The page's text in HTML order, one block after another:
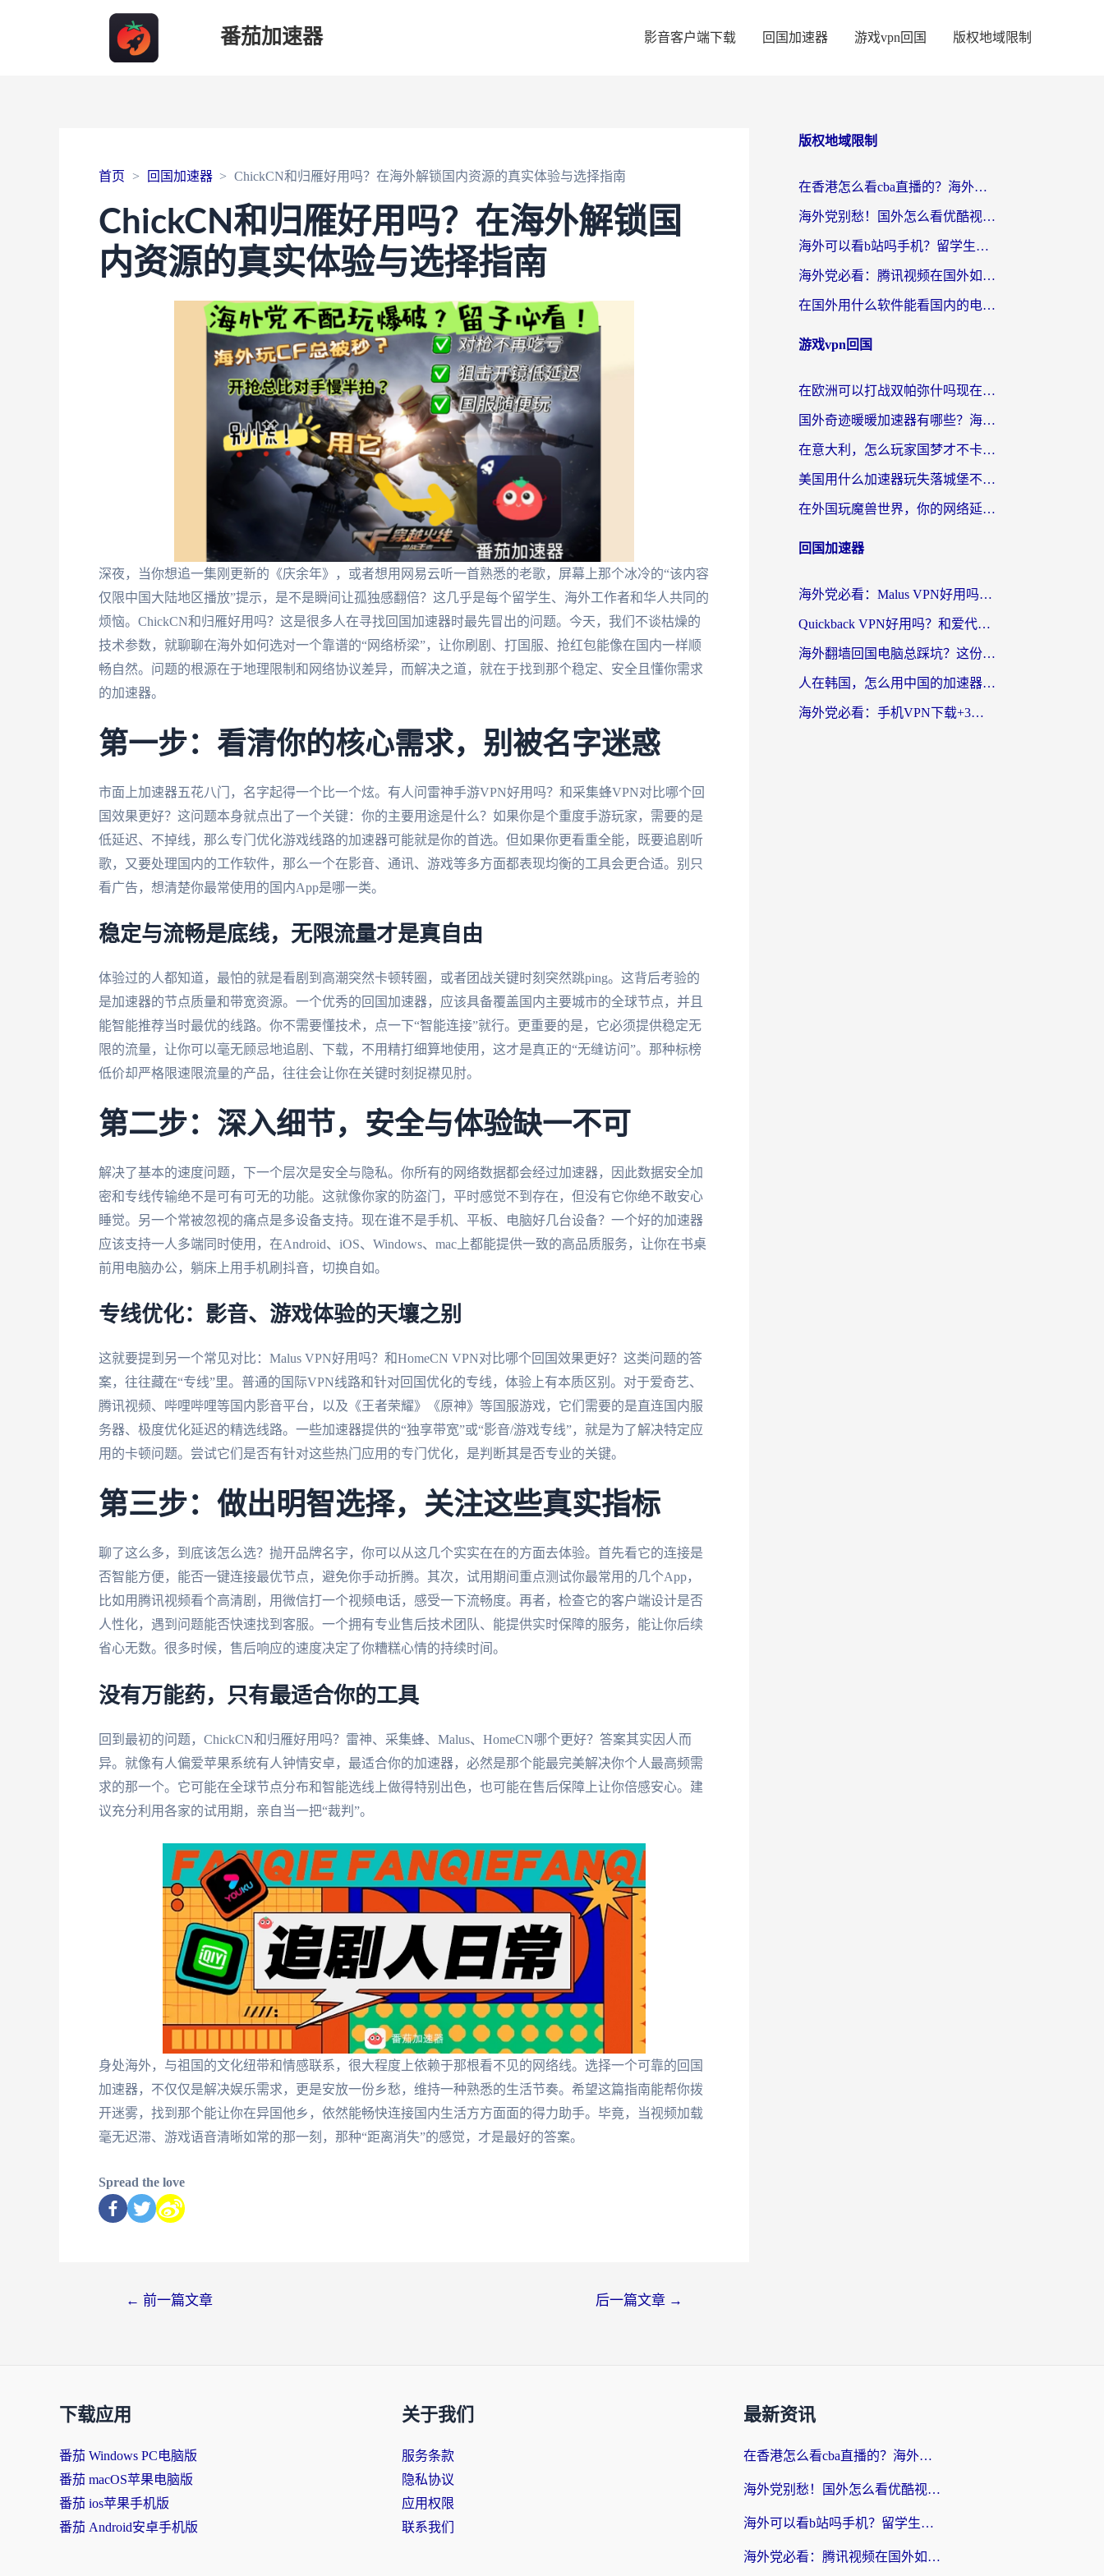
番茄加速器 影音客户端下载 回国加速器 游戏vpn回国 版权地域限制
首页 回国加速器 ChickCN和归雁好用吗？在海外解锁国内资源的真实体验与选择指南
ChickCN和归雁好用吗？在海外解锁国
内资源的真实体验与选择指南
深夜，当你想追一集刚更新的《庆余年》，或者想用网易云听一首熟悉的老歌，屏幕上那个冰冷的“该内容
仅限中国大陆地区播放”提示，是不是瞬间让孤独感翻倍？这几乎是每个留学生、海外工作者和华人共同的
烦恼。ChickCN和归雁好用吗？这是很多人在寻找回国加速器时最先冒出的问题。今天，我们不谈枯燥的
技术参数，就聊聊在海外如何选对一个靠谱的“网络桥梁”，让你刷剧、打国服、抢红包能像在国内一样顺
畅自然。问题的根源在于地理限制和网络协议差异，而解决之道，就在于找到那个稳定、安全且懂你需求
的加速器。
第一步：看清你的核心需求，别被名字迷惑
市面上加速器五花八门，名字起得一个比一个炫。有人问雷神手游VPN好用吗？和采集蜂VPN对比哪个回
国效果更好？这问题本身就点出了一个关键：你的主要用途是什么？如果你是个重度手游玩家，需要的是
低延迟、不掉线，那么专门优化游戏线路的加速器可能就是你的首选。但如果你更看重全能，既要追剧听
歌，又要处理国内的工作软件，那么一个在影音、通讯、游戏等多方面都表现均衡的工具会更合适。别只
看广告，想清楚你最常使用的国内App是哪一类。
稳定与流畅是底线，无限流量才是真自由
体验过的人都知道，最怕的就是看剧到高潮突然卡顿转圈，或者团战关键时刻突然跳ping。这背后考验的
是加速器的节点质量和带宽资源。一个优秀的回国加速器，应该具备覆盖国内主要城市的全球节点，并且
能智能推荐当时最优的线路。你不需要懂技术，点一下“智能连接”就行。更重要的是，它必须提供稳定无
限的流量，让你可以毫无顾忌地追剧、下载，不用精打细算地使用，这才是真正的“无缝访问”。那种标榜
低价却严格限速限流量的产品，往往会让你在关键时刻捉襟见肘。
第二步：深入细节，安全与体验缺一不可
解决了基本的速度问题，下一个层次是安全与隐私。你所有的网络数据都会经过加速器，因此数据安全加
密和专线传输绝不是可有可无的功能。这就像你家的防盗门，平时感觉不到存在，但没有它你绝不敢安心
睡觉。另一个常被忽视的痛点是多设备支持。现在谁不是手机、平板、电脑好几台设备？一个好的加速器
应该支持一人多端同时使用，在Android、iOS、Windows、mac上都能提供一致的高品质服务，让你在书桌
前用电脑办公，躺床上用手机刷抖音，切换自如。
专线优化：影音、游戏体验的天壤之别
这就要提到另一个常见对比：Malus VPN好用吗？和HomeCN VPN对比哪个回国效果更好？这类问题的答
案，往往藏在“专线”里。普通的国际VPN线路和针对回国优化的专线，体验上有本质区别。对于爱奇艺、
腾讯视频、哔哩哔哩等国内影音平台，以及《王者荣耀》《原神》等国服游戏，它们需要的是直连国内服
务器、极度优化延迟的精选线路。一些加速器提供的“独享带宽”或“影音/游戏专线”，就是为了解决特定应
用的卡顿问题。尝试它们是否有针对这些热门应用的专门优化，是判断其是否专业的关键。
第三步：做出明智选择，关注这些真实指标
聊了这么多，到底该怎么选？抛开品牌名字，你可以从这几个实实在在的方面去体验。首先看它的连接是
否智能方便，能否一键连接最优节点，避免你手动折腾。其次，试用期间重点测试你最常用的几个App，
比如用腾讯视频看个高清剧，用微信打一个视频电话，感受一下流畅度。再者，检查它的客户端设计是否
人性化，遇到问题能否快速找到客服。一个拥有专业售后技术团队、能提供实时保障的服务，能让你后续
省心无数。很多时候，售后响应的速度决定了你糟糕心情的持续时间。
没有万能药，只有最适合你的工具
回到最初的问题，ChickCN和归雁好用吗？雷神、采集蜂、Malus、HomeCN哪个更好？答案其实因人而
异。就像有人偏爱苹果系统有人钟情安卓，最适合你的加速器，必然是那个能最完美解决你个人最高频需
求的那一个。它可能在全球节点分布和智能选线上做得特别出色，也可能在售后保障上让你倍感安心。建
议充分利用各家的试用期，亲自当一把“裁判”。
身处海外，与祖国的文化纽带和情感联系，很大程度上依赖于那根看不见的网络线。选择一个可靠的回国
加速器，不仅仅是解决娱乐需求，更是安放一份乡愁，维持一种熟悉的生活节奏。希望这篇指南能帮你拨
开迷雾，找到那个能让你在异国他乡，依然能畅快连接国内生活方方面面的得力助手。毕竟，当视频加载
毫无迟滞、游戏语音清晰如常的那一刻，那种“距离消失”的感觉，才是最好的答案。
Spread the love
← 前一篇文章 后一篇文章 →
版权地域限制
在香港怎么看cba直播的？海外党体育观赛终极指南：告别版权限制，畅享中文解说
海外党别愁！国外怎么看优酷视频？一招解决追剧、看直播难题
海外可以看b站吗手机？留学生亲测有效的回国加速指南
海外党必看：腾讯视频在国外如何解除地域限制？附优酷咪咕使用指南
在国外用什么软件能看国内的电视剧啊？留学生亲测有效的回国加速方案
游戏vpn回国
在欧洲可以打战双帕弥什吗现在？跨越延迟墙的实战指南
国外奇迹暖暖加速器有哪些？海外党国服游戏畅玩终极指南（附亲测推荐）
在意大利，怎么玩家国梦才不卡？这份终极加速指南请收好
美国用什么加速器玩失落城堡不卡？海外党亲测有效的国服游戏加速指南
在外国玩魔兽世界，你的网络延迟是最大的敌人
回国加速器
海外党必看：Malus VPN好用吗？和迅猛兔VPN对比哪个回国效果更好？附真实体验与避坑指南
Quickback VPN好用吗？和爱代理VPN对比哪个回国效果更好？
海外翻墙回国电脑总踩坑？这份实测指南帮你选对加速器（附ChickCNinitapMalus对比）
人在韩国，怎么用中国的加速器刷剧打游戏？这份真实体验指南给你答案
海外党必看：手机VPN下载+3步选对回国加速器，无缝刷国内资源不再愁
下载应用
番茄 Windows PC电脑版
番茄 macOS苹果电脑版
番茄 ios苹果手机版
番茄 Android安卓手机版
关于我们
服务条款
隐私协议
应用权限
联系我们
最新资讯
在香港怎么看cba直播的？海外党体育观赛终极指南：告别版权限制，畅享中文解说
海外党别愁！国外怎么看优酷视频？一招解决追剧、看直播难题
海外可以看b站吗手机？留学生亲测有效的回国加速指南
海外党必看：腾讯视频在国外如何解除地域限制？附优酷咪咕使用指南